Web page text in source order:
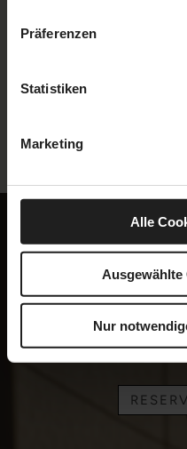
Präferenzen
Statistiken
Marketing
Alle
Ausgewählte
Nur
Book